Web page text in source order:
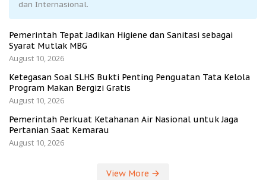
dan Internasional.
Pemerintah Tepat Jadikan Higiene dan Sanitasi sebagai
Syarat Mutlak MBG
August 10, 2026
Ketegasan Soal SLHS Bukti Penting Penguatan Tata Kelola
Program Makan Bergizi Gratis
August 10, 2026
Pemerintah Perkuat Ketahanan Air Nasional untuk Jaga
Pertanian Saat Kemarau
August 10, 2026
View More